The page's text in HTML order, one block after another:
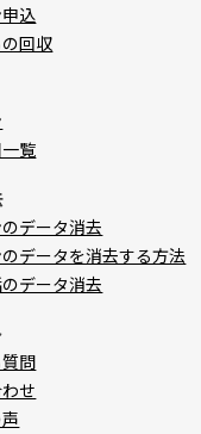
込
回収
覧
データ消去
データを消去する方法
データ消去
問
せ